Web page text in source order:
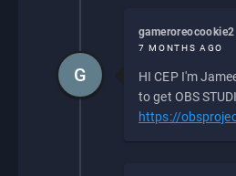
gameroreocookie2
7 MONTHS AGO
HI CEP I'm
to get OBS
https://
G